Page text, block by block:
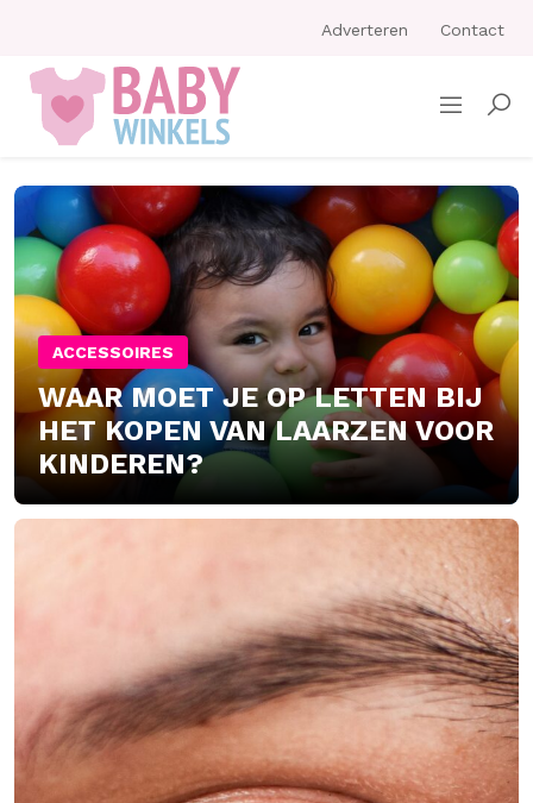
Adverteren Contact
ACCESSOIRES
WAAR MOET JE OP LETTEN BIJ
HET KOPEN VAN LAARZEN VOOR
KINDEREN?
WINKELS
DE
BLIK
VAN
JE
KIND:
WAAR
OOGGEZONDHEID
START